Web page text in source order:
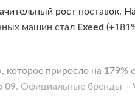
рост поставок.
машин стал Exeed
, которое приросло на 179%
09. Официальные бренды –